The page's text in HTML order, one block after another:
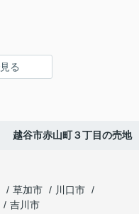
る
越谷市赤山町３丁目の売地
草加市
川口市
吉川市